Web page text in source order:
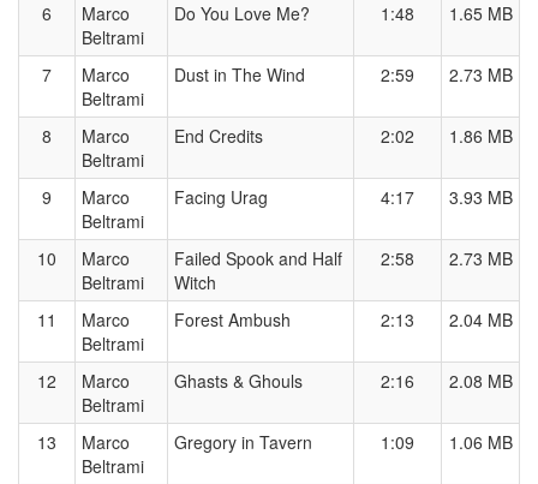
6
Marco
Beltrami
Do You Love Me? 1:48 1.65 MB
7
Marco
Beltrami
Dust in The Wind 2:59 2.73 MB
8
Marco
Beltrami
End Credits 2:02 1.86 MB
9
Marco
Beltrami
Facing Urag 4:17 3.93 MB
10
Marco
Beltrami
Failed Spook and Half
Witch
2:58 2.73 MB
11
Marco
Beltrami
Forest Ambush 2:13 2.04 MB
12
Marco
Beltrami
Ghasts & Ghouls 2:16 2.08 MB
13
Marco
Beltrami
Gregory in Tavern 1:09 1.06 MB